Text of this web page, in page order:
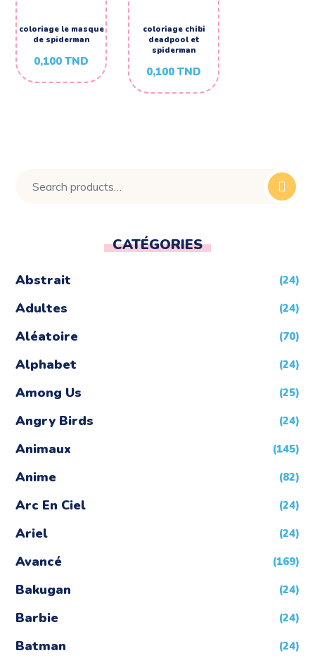
coloriage le masque
de spiderman
0,100TND
coloriage chibi
deadpool et
spiderman
0,100TND
CATÉGORIES
Abstrait (24)
Adultes (24)
Aléatoire (70)
Alphabet (24)
Among Us (25)
Angry Birds (24)
Animaux (145)
Anime (82)
Arc En Ciel (24)
Ariel (24)
Avancé (169)
Bakugan (24)
Barbie (24)
Batman (24)